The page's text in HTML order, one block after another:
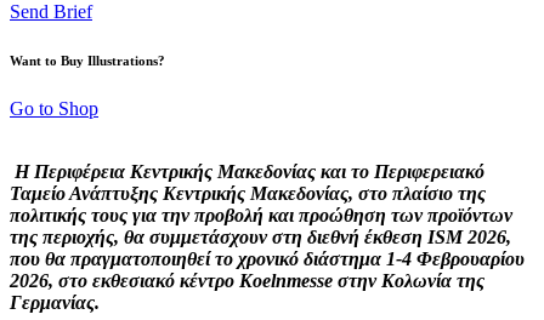
Send Brief
Want to Buy Illustrations?
Go to Shop
Η Περιφέρεια Κεντρικής Μακεδονίας και το Περιφερειακό
Ταμείο Ανάπτυξης Κεντρικής Μακεδονίας, στο πλαίσιο της
πολιτικής τους για την προβολή και προώθηση των προϊόντων
της περιοχής, θα συμμετάσχουν στη διεθνή έκθεση ISM 2026,
που θα πραγματοποιηθεί το χρονικό διάστημα 1-4 Φεβρουαρίου
2026, στο εκθεσιακό κέντρο Koelnmesse στην Κολωνία της
Γερμανίας.